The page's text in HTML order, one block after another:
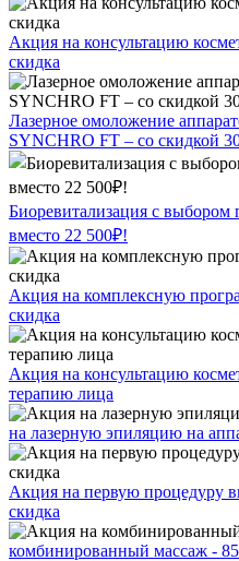
Акция на консультацию
скидка
Лазерное омоложение
SYNCHRO FT – со скидкой
Биоревитализация с выбором
вместо 22 500₽!
Акция на комплексную
скидка
Акция на консультацию
терапию лица
на лазерную эпиляцию на
Акция на первую процедуру
скидка
комбинированный массаж -